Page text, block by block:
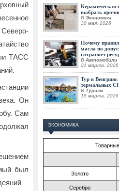
ТАСС
Он
Сам
был
–
Керамическая
выбрать
В Экономика
30 мая, 2026
Почему
масла по
сохраняет
В Автомобили
21 марта, 2026
Тур в Венгрию:
термальных
В Туризм
18 марта, 2026
ЭКОНОМИКА
Золото
Серебро